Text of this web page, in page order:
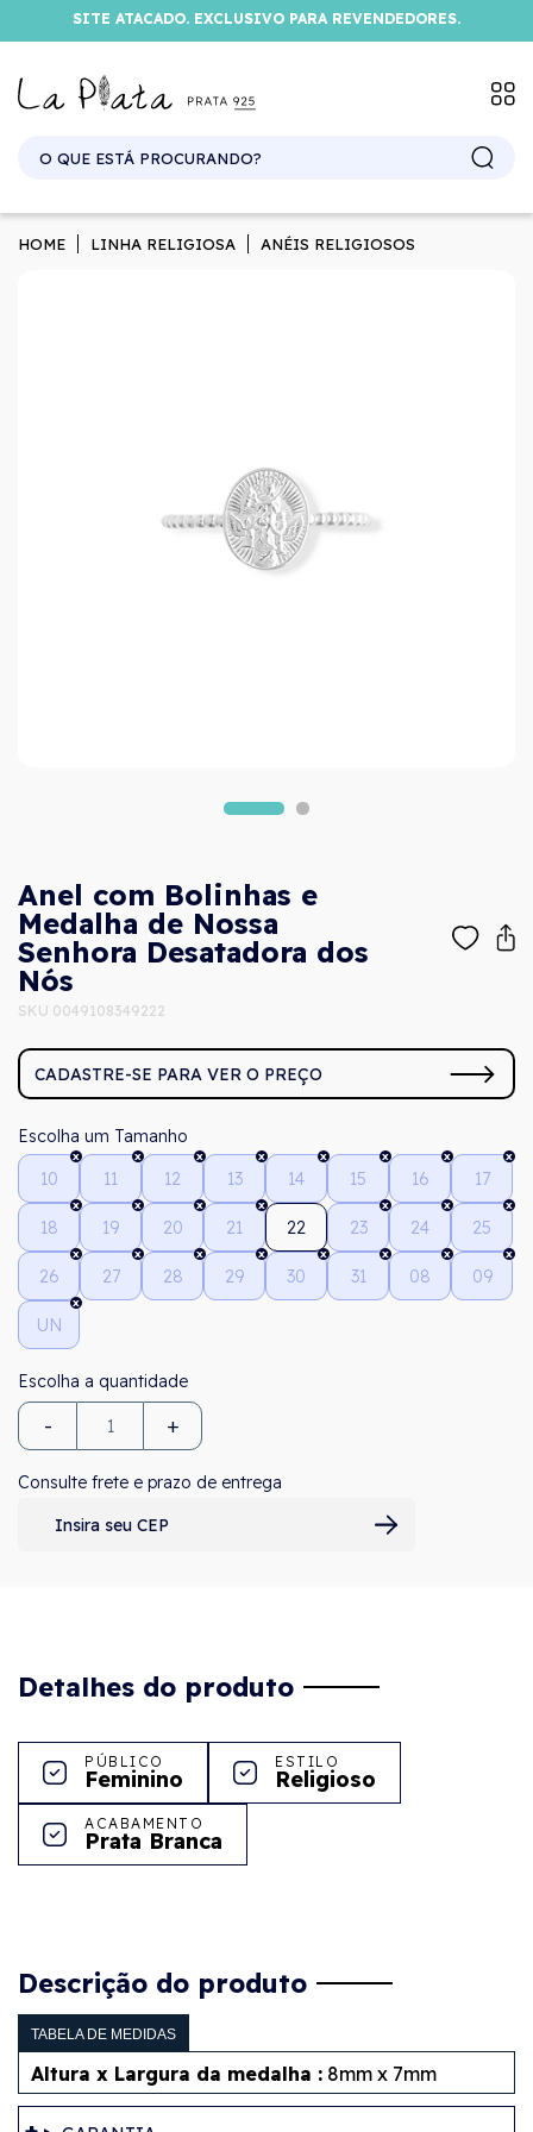
SITE ATACADO. EXCLUSIVO PARA REVENDEDORES.
HOME LINHA RELIGIOSA ANÉIS RELIGIOSOS
Anel com Bolinhas e
Medalha de Nossa
Senhora Desatadora dos
Nós
SKU 0049108349222
CADASTRE-SE PARA VER O PREÇO
Tamanho
10
11 12 13 14 15 16 17
18 19 20 21 22 23 24 25
26 27 28 29 30 31 08 09
UN
- +
Consulte frete e prazo de entrega
Detalhes do produto
PÚBLICO
Feminino
ESTILO
Religioso
ACABAMENTO
Prata Branca
Descrição do produto
TABELA DE MEDIDAS
Altura x Largura da medalha : 8mm x 7mm